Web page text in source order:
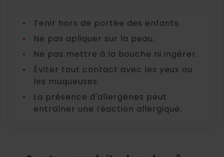
•
Tenir hors de portée des enfants.
•
Ne pas apliquer sur la peau.
•
Ne pas mettre à la bouche ni ingérer.
•
Éviter tout contact avec les yeux ou
les muqueuses.
•
La présence d'allergènes peut
entraîner une réaction allergique.